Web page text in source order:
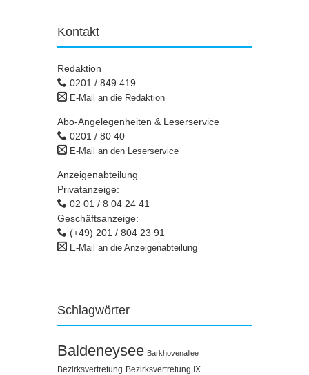
Kontakt
Redaktion
0201 / 849 419
E-Mail an die Redaktion
Abo-Angelegenheiten & Leserservice
0201 / 80 40
E-Mail an den Leserservice
Anzeigenabteilung
Privatanzeige:
02 01 / 8 04 24 41
Geschäftsanzeige:
(+49) 201 / 804 23 91
E-Mail an die Anzeigenabteilung
Schlagwörter
Baldeneysee Barkhovenallee
Bezirksvertretung Bezirksvertretung IX